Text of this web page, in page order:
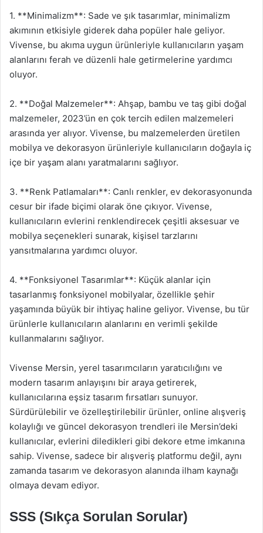
1. **Minimalizm**: Sade ve şık tasarımlar, minimalizm
akımının etkisiyle giderek daha popüler hale geliyor.
Vivense, bu akıma uygun ürünleriyle kullanıcıların yaşam
alanlarını ferah ve düzenli hale getirmelerine yardımcı
oluyor.
2. **Doğal Malzemeler**: Ahşap, bambu ve taş gibi doğal
malzemeler, 2023’ün en çok tercih edilen malzemeleri
arasında yer alıyor. Vivense, bu malzemelerden üretilen
mobilya ve dekorasyon ürünleriyle kullanıcıların doğayla iç
içe bir yaşam alanı yaratmalarını sağlıyor.
3. **Renk Patlamaları**: Canlı renkler, ev dekorasyonunda
cesur bir ifade biçimi olarak öne çıkıyor. Vivense,
kullanıcıların evlerini renklendirecek çeşitli aksesuar ve
mobilya seçenekleri sunarak, kişisel tarzlarını
yansıtmalarına yardımcı oluyor.
4. **Fonksiyonel Tasarımlar**: Küçük alanlar için
tasarlanmış fonksiyonel mobilyalar, özellikle şehir
yaşamında büyük bir ihtiyaç haline geliyor. Vivense, bu tür
ürünlerle kullanıcıların alanlarını en verimli şekilde
kullanmalarını sağlıyor.
Vivense Mersin, yerel tasarımcıların yaratıcılığını ve
modern tasarım anlayışını bir araya getirerek,
kullanıcılarına eşsiz tasarım fırsatları sunuyor.
Sürdürülebilir ve özelleştirilebilir ürünler, online alışveriş
kolaylığı ve güncel dekorasyon trendleri ile Mersin’deki
kullanıcılar, evlerini diledikleri gibi dekore etme imkanına
sahip. Vivense, sadece bir alışveriş platformu değil, aynı
zamanda tasarım ve dekorasyon alanında ilham kaynağı
olmaya devam ediyor.
SSS (Sıkça Sorulan Sorular)